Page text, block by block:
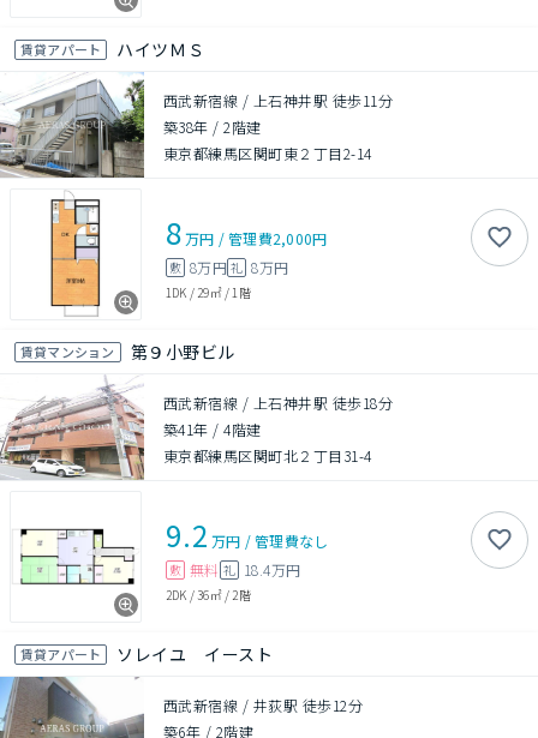
賃貸アパート ハイツＭＳ
西武新宿線 / 上石神井駅 徒歩11分
築38年 /2階建
東京都練馬区関町東２丁目2-14
8万円 /管理費2,000円
敷 8万円礼 8万円
1DK / 29㎡/ 1階
賃貸マンション 第９小野ビル
西武新宿線 / 上石神井駅 徒歩18分
築41年 /4階建
東京都練馬区関町北２丁目31-4
9.2 万円 /管理費なし
敷 無料 礼 18.4万円
2DK /36㎡/ 2階
賃貸アパート ソレイユ イースト
西武新宿線 / 井荻駅 徒歩12分
築6年 / 2階建